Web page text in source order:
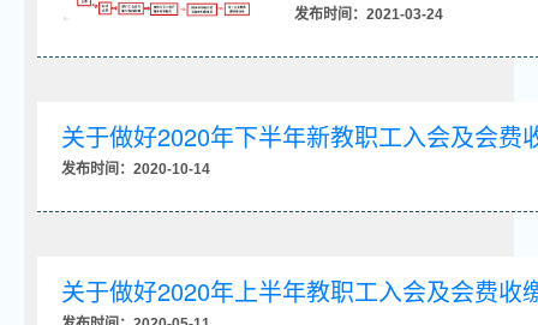
发布时间：2021-03-24
关于做好2020年下半年新教职工入会及会费
发布时间：2020-10-14
关于做好2020年上半年教职工入会及会费收